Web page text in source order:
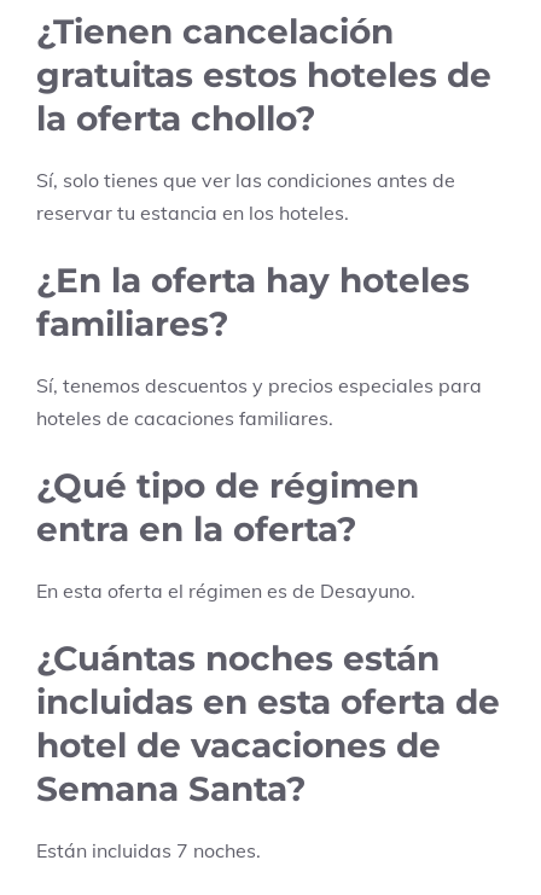
¿Tienen cancelación
gratuitas estos hoteles de
la oferta chollo?
Sí, solo tienes que ver las condiciones antes de
reservar tu estancia en los hoteles.
¿En la oferta hay hoteles
familiares?
Sí, tenemos descuentos y precios especiales para
hoteles de cacaciones familiares.
¿Qué tipo de régimen
entra en la oferta?
En esta oferta el régimen es de Desayuno.
¿Cuántas noches están
incluidas en esta oferta de
hotel de vacaciones de
Semana Santa?
Están incluidas 7 noches.